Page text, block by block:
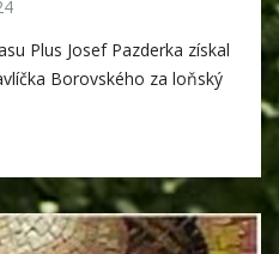
Plus Josef Pazderka získal
Borovského za loňský